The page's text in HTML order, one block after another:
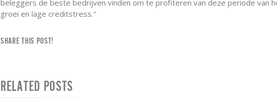
beleggers de beste bedrijven vinden om te profiteren van deze periode van
groei en lage creditstress."
SHARE THIS POST!
RELATED POSTS